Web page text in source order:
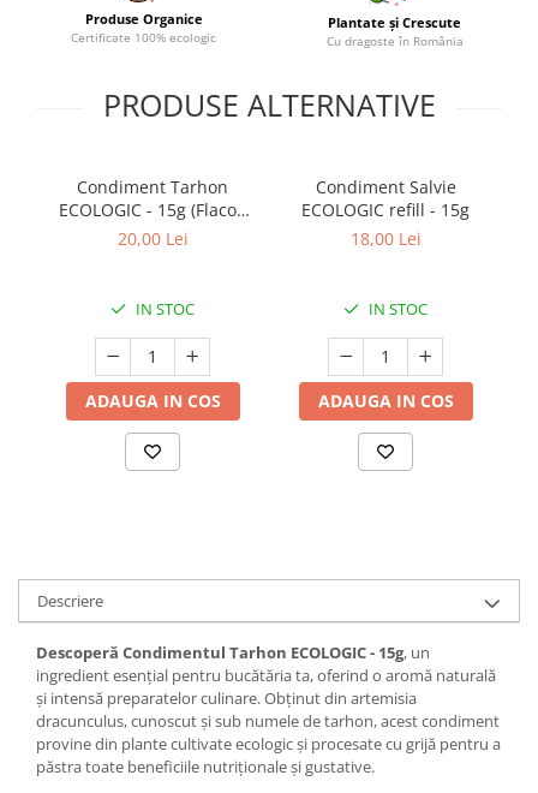
Produse Organice
Certificate 100% ecologic
Plantate și Crescute
Cu dragoste în România
PRODUSE ALTERNATIVE
Condiment Tarhon
ECOLOGIC - 15g (Flacon
Sticlă)
20,00 Lei
IN STOC
ADAUGA IN COS
Condiment Salvie
ECOLOGIC refill - 15g
18,00 Lei
IN STOC
ADAUGA IN COS
Descriere
Descoperă Condimentul Tarhon ECOLOGIC - 15g, un
ingredient esențial pentru bucătăria ta, oferind o aromă naturală
și intensă preparatelor culinare. Obținut din artemisia
dracunculus, cunoscut și sub numele de tarhon, acest condiment
provine din plante cultivate ecologic și procesate cu grijă pentru a
păstra toate beneficiile nutriționale și gustative.